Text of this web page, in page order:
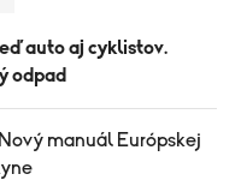
auto aj cyklistov.
odpad
manuál Európskej